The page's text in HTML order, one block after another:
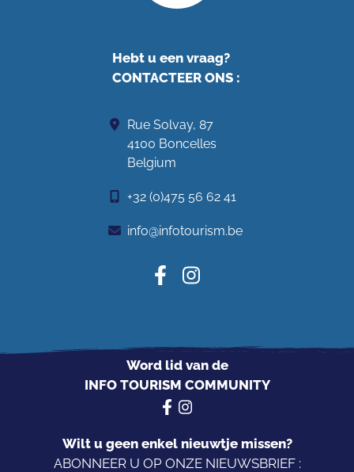
Hebt u een vraag?
CONTACTEER ONS:
Rue Solvay, 87
4100 Boncelles
Belgium
+32 (0)475 56 62 41
info@infotourism.be
Word lid van de
INFO TOURISM COMMUNITY
Wilt u geen enkel nieuwtje missen?
ABONNEER U OP ONZE NIEUWSBRIEF :